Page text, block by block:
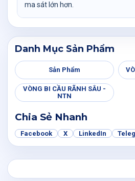
ma sát lớn hơn.
Danh Mục Sản Phẩm
Sản Phẩm
VÒNG BI CẦU RÃNH SÂU -
NTN
Chia Sẻ Nhanh
Facebook X LinkedIn